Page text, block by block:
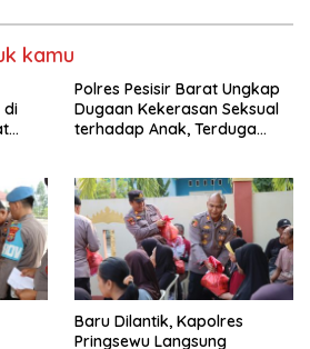
kamu
di
Polres Pesisir Barat Ungkap
Dugaan Kekerasan Seksual
terhadap Anak, Terduga
Baru Dilantik, Kapolres
Pringsewu Langsung